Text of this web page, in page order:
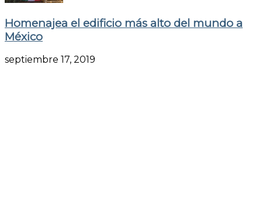
Homenajea el edificio más alto del mundo a
México
septiembre 17, 2019